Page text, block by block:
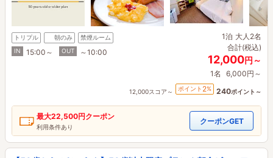
トリプル 朝のみ
禁煙ルーム
IN
15:00～ OUT ～10:00
1泊 大人2名
合計(税込)
12,000円～
1名 6,000円～
12,000スコア～ ポイント 2% 240ポイント～
最大22,500円クーポン
利用条件あり
クーポンGET